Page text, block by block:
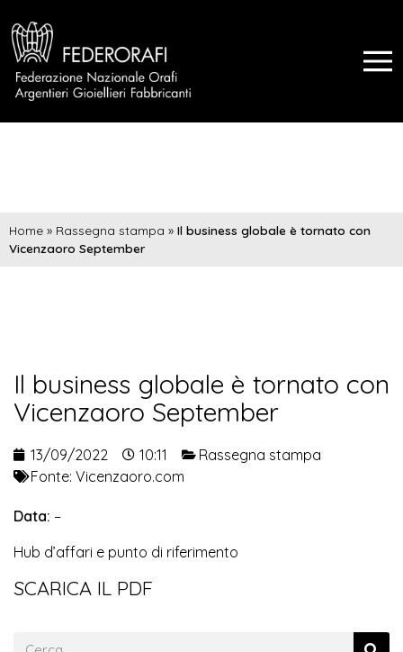
Home » Rassegna stampa » Il business globale è tornato con
Vicenzaoro September
Il business globale è tornato con
Vicenzaoro September
13/09/2022 10:11
Rassegna stampa
Fonte: Vicenzaoro.com
Data: –
Hub d’affari e punto di riferimento
SCARICA IL PDF